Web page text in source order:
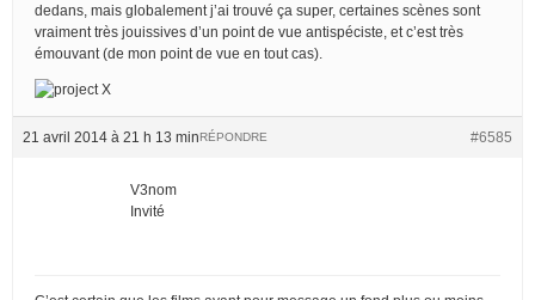
dedans, mais globalement j’ai trouvé ça super, certaines scènes sont
vraiment très jouissives d’un point de vue antispéciste, et c’est très
émouvant (de mon point de vue en tout cas).
21 avril 2014 à 21 h 13 min #6585
RÉPONDRE
V3nom
Invité